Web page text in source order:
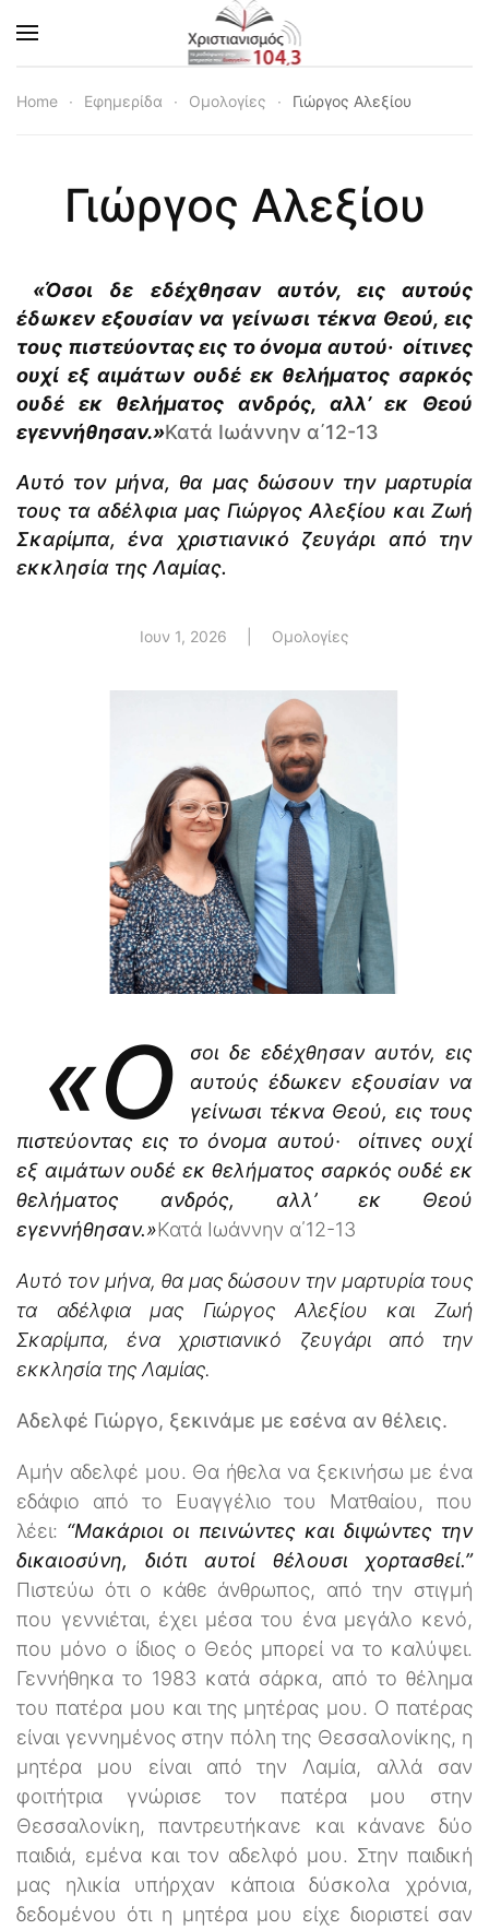
Skip to main content
Home Εφημερίδα Ομολογίες Γιώργος Αλεξίου
Γιώργος Αλεξίου
«Όσοι δε εδέχθησαν αυτόν, εις αυτούς
έδωκεν εξουσίαν να γείνωσι τέκνα Θεού, εις
τους πιστεύοντας εις το όνομα αυτού· οίτινες
ουχί εξ αιμάτων ουδέ εκ θελήματος σαρκός
ουδέ εκ θελήματος ανδρός, αλλ’ εκ Θεού
εγεννήθησαν.»Κατά Ιωάννην α΄12-13
Αυτό τον μήνα, θα μας δώσουν την μαρτυρία
τους τα αδέλφια μας Γιώργος Αλεξίου και Ζωή
Σκαρίμπα, ένα χριστιανικό ζευγάρι από την
εκκλησία της Λαμίας.
Ιουν 1, 2026 Ομολογίες
«Ό
σοι δε εδέχθησαν αυτόν, εις
αυτούς έδωκεν εξουσίαν να
γείνωσι τέκνα Θεού, εις τους
πιστεύοντας εις το όνομα αυτού· οίτινες ουχί
εξ αιμάτων ουδέ εκ θελήματος σαρκός ουδέ εκ
θελήματος ανδρός, αλλ’ εκ Θεού
εγεννήθησαν.»Κατά Ιωάννην α΄12-13
Αυτό τον μήνα, θα μας δώσουν την μαρτυρία τους
τα αδέλφια μας Γιώργος Αλεξίου και Ζωή
Σκαρίμπα, ένα χριστιανικό ζευγάρι από την
εκκλησία της Λαμίας.
Αδελφέ Γιώργο, ξεκινάμε με εσένα αν θέλεις.
Αμήν αδελφέ μου. Θα ήθελα να ξεκινήσω με ένα
εδάφιο από το Ευαγγέλιο του Ματθαίου, που
λέει: “Μακάριοι οι πεινώντες και διψώντες την
δικαιοσύνη, διότι αυτοί θέλουσι χορτασθεί.”
Πιστεύω ότι ο κάθε άνθρωπος, από την στιγμή
που γεννιέται, έχει μέσα του ένα μεγάλο κενό,
που μόνο ο ίδιος ο Θεός μπορεί να το καλύψει.
Γεννήθηκα το 1983 κατά σάρκα, από το θέλημα
του πατέρα μου και της μητέρας μου. Ο πατέρας
είναι γεννημένος στην πόλη της Θεσσαλονίκης, η
μητέρα μου είναι από την Λαμία, αλλά σαν
φοιτήτρια γνώρισε τον πατέρα μου στην
Θεσσαλονίκη, παντρευτήκανε και κάνανε δύο
παιδιά, εμένα και τον αδελφό μου. Στην παιδική
μας ηλικία υπήρχαν κάποια δύσκολα χρόνια,
δεδομένου ότι η μητέρα μου είχε διοριστεί σαν